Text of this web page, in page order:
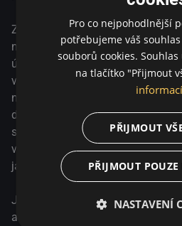
Za dozvuků druhé světové války
nacistický doktor z Osvětimi, do
ústraní začal nový život.
vystopuje, je Mengele
nemůže již déle ignorovat. Z
do Paraguaye – muž, který vešel
smrti", na tomto rozsáhlém
vlastní zmizení z povrchu
jakémukoli soudu.
Jeden z nejvýjimečnějších hlasů
a ohromující vizuální vypravěč
Pro co nejpohodlnější
potřebujeme váš
souborů cookies.
na tlačítko "Přijmout
informací
PŘIJMOUT
PŘIJMOUT POUZE
NASTAVENÍ